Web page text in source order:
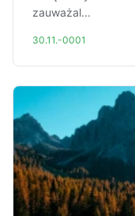
zauważal...
30.11.-0001